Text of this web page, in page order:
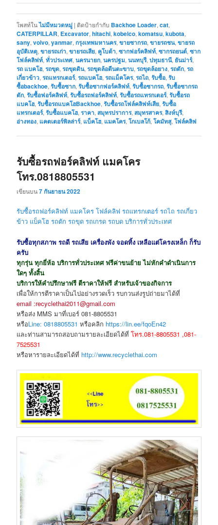
โพสท์ในไม่มีหมวดหมู่ | ติดป้ายกำกับ Backhoe Loader,cat,
CATERPILLAR, Excavator,hitachi,kobelco,komatsu,kubota,
sany,volvo,yanmar,กรุงเทพมหานคร,ขายซากรถ,ขายรถชน,ขายรถ
อุบัติเหตุ,ขายรถเก่า,ขายรถเสีย, คูโบต้า,ซากฟอร์คลิฟท์,ซากรถยนต์,ซาก
โฟล์คลิฟท์,ทั่วประเทศ,นครนายก,นครปฐม,นนทบุรี,ปทุมธานี, ยันม่าร์,
รถ แบคโฮ,รถขุด,รถขุดดิน,รถขุดล้อตีนตะขาบ,รถขุดล้อยาง,รถตัก,รถ
เกี่ยวข้าว,รถแทรกเตอร์,รถแบคโฮ,รถแม็คโคร,รถไถ,รับซื้อ,รับ
ซื้อbackhoe,รับซื้อซาก,รับซื้อซากฟอร์คลิฟท์,รับซื้อซากรถ,รับซื้อซากรถ
ตัก,รับซื้อฟอร์คลิฟท์,รับซื้อรถฟอร์คลิฟท์,รับซื้อรถแทรกเตอร์,รับซื้อรถ
แบคโฮ,รับซื้อรถแบคโฮBackhoe,รับซื้อรถโฟล์คลิฟท์เสีย,รับซื้อ
แทรกเตอร์,รับซื้อแบคโฮ,ราคา, สมุทรปราการ, สมุทรสาคร,สิงห์บุรี,
อ่างทอง, แคตเตอร์พิลล่าร์, แบ็คโฮ, แมคโคร,โกเบลโก้,โคมัทสุ,โฟล์คลิฟ
รับซื้อรถฟอร์คลิฟท์ แมคโคร
โทร.0818805531
เขียนบน7 กันยายน 2022
รับซื้อรถฟอร์คลิฟท์ แมคโคร โฟล์คลิฟ รถแทรกเตอร์ รถไถ รถเกี่ยว
ข้าว แบ็คโฮ รถตัก รถขุด รถเกรด รถบด บริการทั่วประเทศ
รับซื้อทุกสภาพ รถดี รถเสีย เครื่องพัง จอดทิ้ง เหลือแต่โครงเหล็ก ก็รับ
ครับ
ทุกรุ่น ทุกยี่ห้อ บริการทั่วประเทศ ฟรีค่าขนย้าย ไม่หักคำดำเนินการ
ใดๆ ทั้งสิ้น
บริการให้คำปรึกษาฟรี ตีราคาให้ฟรี สำหรับเจ้าของกิจการ
เพื่อให้การตีราคาเป็นไปอย่างรวดเร็ว รบกวนส่งรูปถ่ายมาได้ที่
email :recyclethai2011@gmail.com
หรือส่ง MMS มาที่เบอร์ 081-8805531
หรือLine: 0818805531 หรือคลิก https://lin.ee/fqoEn42
และท่านสามารถสอบถามรายละเอียดได้ที่โทร.081-8805531 ,081-
7525531
หรือหารายละเอียดได้ที่ http://www.recyclethai.com